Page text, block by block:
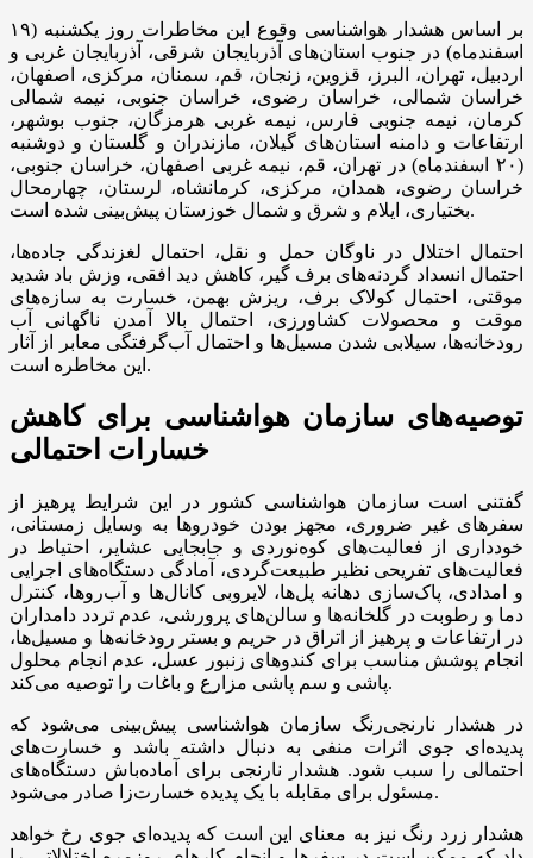
بر اساس هشدار هواشناسی وقوع این مخاطرات روز یکشنبه (۱۹
اسفندماه) در جنوب استان‌های آذربایجان شرقی، آذربایجان غربی و
اردبیل، تهران، البرز، قزوین، زنجان، قم، سمنان، مرکزی، اصفهان،
خراسان شمالی، خراسان رضوی، خراسان جنوبی، نیمه شمالی
کرمان، نیمه جنوبی فارس، نیمه غربی هرمزگان، جنوب بوشهر،
ارتفاعات و دامنه استان‌های گیلان، مازندران و گلستان و دوشنبه
(۲۰ اسفندماه) در تهران، قم، نیمه غربی اصفهان، خراسان جنوبی،
خراسان رضوی، همدان، مرکزی، کرمانشاه، لرستان، چهارمحال
بختیاری، ایلام و شرق و شمال خوزستان پیش‌بینی شده است.
احتمال اختلال در ناوگان حمل و نقل، احتمال لغزندگی جاده‌ها،
احتمال انسداد گردنه‌های برف گیر، کاهش دید افقی، وزش باد شدید
موقتی، احتمال کولاک برف، ریزش بهمن، خسارت به سازه‌های
موقت و محصولات کشاورزی، احتمال بالا آمدن ناگهانی آب
رودخانه‌ها، سیلابی شدن مسیل‌ها و احتمال آب‌گرفتگی معابر از آثار
این مخاطره است.
توصیه‌های سازمان هواشناسی برای کاهش
خسارات احتمالی
گفتنی است سازمان هواشناسی کشور در این شرایط پرهیز از
سفر‌های غیر ضروری، مجهز بودن خودرو‌ها به وسایل زمستانی،
خودداری از فعالیت‌های کوه‌نوردی و جابجایی عشایر، احتیاط در
فعالیت‌های تفریحی نظیر طبیعت‌گردی، آمادگی دستگاه‌های اجرایی
و امدادی، پاک‌سازی دهانه پل‌ها، لایروبی کانال‌ها و آب‌روها، کنترل
دما و رطوبت در گلخانه‌ها و سالن‌های پرورشی، عدم تردد دامداران
در ارتفاعات و پرهیز از اتراق در حریم و بستر رودخانه‌ها و مسیل‌ها،
انجام پوشش مناسب برای کندو‌های زنبور عسل، عدم انجام محلول
پاشی و سم پاشی مزارع و باغات را توصیه می‌کند.
در هشدار نارنجی‌رنگ سازمان هواشناسی پیش‌بینی می‌شود که
پدیده‌ای جوی اثرات منفی به دنبال داشته باشد و خسارت‌های
احتمالی را سبب شود. هشدار نارنجی برای آماده‌باش دستگاه‌های
مسئول برای مقابله با یک پدیده خسارت‌زا صادر می‌شود.
هشدار زرد رنگ نیز به معنای این است که پدیده‌ای جوی رخ خواهد